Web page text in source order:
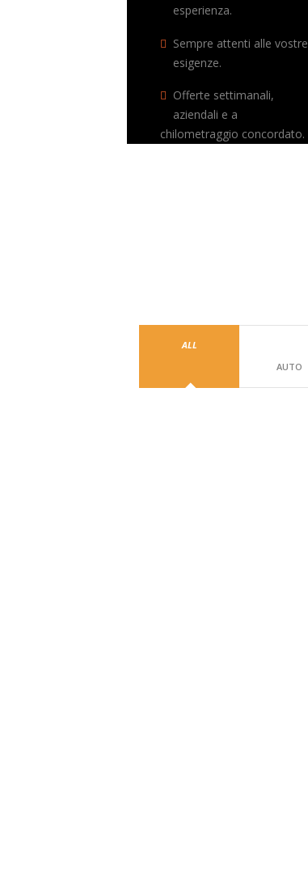
esperienza.
Sempre attenti alle vostre
esigenze.
Offerte settimanali,
aziendali e a
chilometraggio concordato.
ALL
AUTO